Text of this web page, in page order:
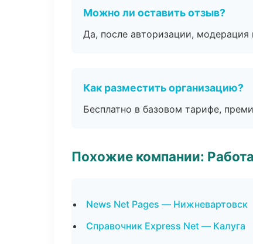
Можно ли оставить отзыв?
Да, после авторизации, модерация
Как разместить организацию?
Бесплатно в базовом тарифе,
Похожие компании:
News Net Pages — Нижневартовск
Справочник Express Net — Калуга